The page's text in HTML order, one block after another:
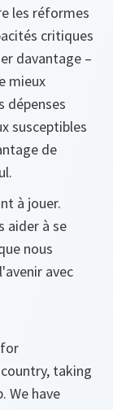
les réformes
critiques
davantage –
mieux
dépenses
susceptibles
de
à jouer.
aider à se
nous
avec
taking
We have